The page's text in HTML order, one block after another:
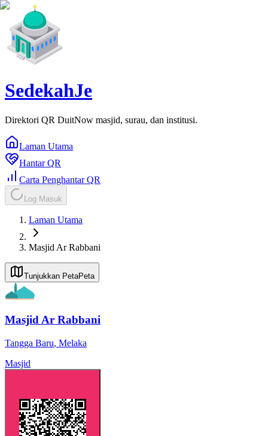
SedekahJe
Direktori QR DuitNow masjid, surau, dan institusi.
Laman Utama
Hantar QR
Carta Penghantar QR
Log Masuk
Laman Utama
Masjid Ar Rabbani
Tunjukkan PetaPeta
Masjid Ar Rabbani
Tangga Baru, Melaka
Masjid